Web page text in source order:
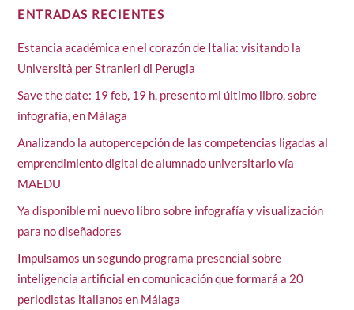
ENTRADAS RECIENTES
Estancia académica en el corazón de Italia: visitando la
Università per Stranieri di Perugia
Save the date: 19 feb, 19 h, presento mi último libro, sobre
infografía, en Málaga
Analizando la autopercepción de las competencias ligadas al
emprendimiento digital de alumnado universitario vía
MAEDU
Ya disponible mi nuevo libro sobre infografía y visualización
para no diseñadores
Impulsamos un segundo programa presencial sobre
inteligencia artificial en comunicación que formará a 20
periodistas italianos en Málaga